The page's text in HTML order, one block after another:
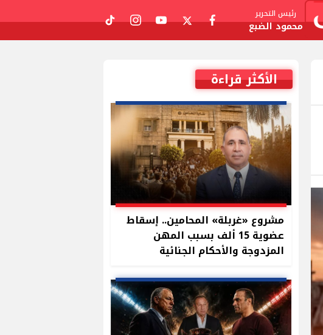
رئيس التحرير
محمود الضبع facebook
twitter
youtube
instagram
tiktok
الأكثر قراءة
مشروع «غربلة» المحامين.. إسقاط
عضوية 15 ألف بسبب المهن
المزدوجة والأحكام الجنائية